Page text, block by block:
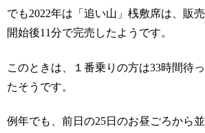
でも2022年は「追い山」桟敷席は、販売
開始後11分で完売したようです。
このときは、１番乗りの方は33時間待っ
たそうです。
例年でも、前日の25日のお昼ごろから並